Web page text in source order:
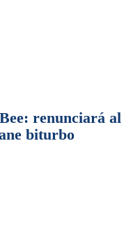
renunciará al
biturbo